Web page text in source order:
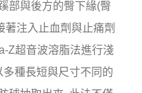
部與後方的臀下緣(臀
著注入止血劑與止痛劑
Z超音波溶脂法進行淺
種長短與尺寸不同的